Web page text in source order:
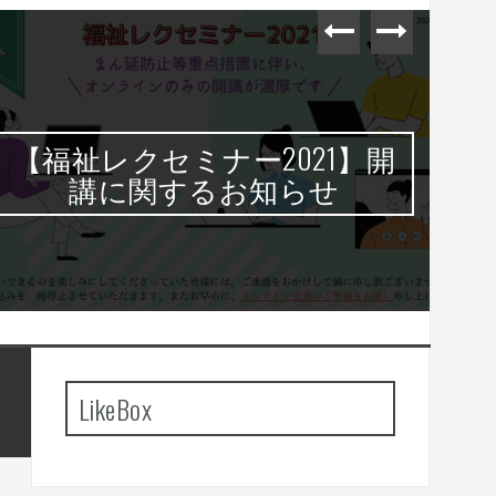
【福祉レクセミナー2021】開
講に関するお知らせ
LikeBox